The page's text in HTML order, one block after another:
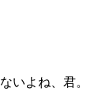
いよね、君。